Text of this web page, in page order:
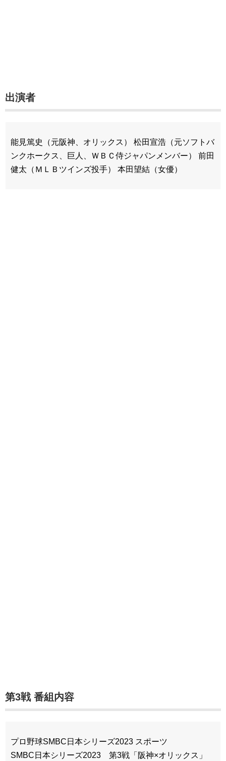
出演者
能見篤史（元阪神、オリックス） 松田宣浩（元ソフトバ
ンクホークス、巨人、ＷＢＣ侍ジャパンメンバー） 前田
健太（ＭＬＢツインズ投手） 本田望結（女優）
第3戦 番組内容
プロ野球SMBC日本シリーズ2023 スポーツ
SMBC日本シリーズ2023 第3戦「阪神×オリックス」